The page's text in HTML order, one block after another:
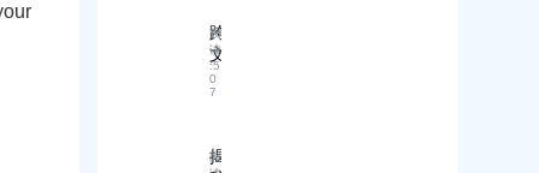
话
术
！
业
智
能
级
全
球
市
场
批
G
S
认
证
家
跨
文
化
谈
全
阅
读
:5
0
7
揭
阅